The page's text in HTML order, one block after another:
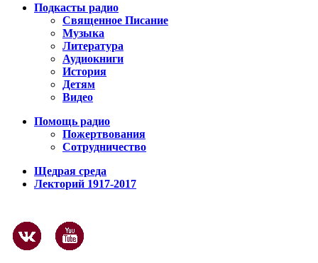
Подкасты радио
Священное Писание
Музыка
Литература
Аудиокниги
История
Детям
Видео
Помощь радио
Пожертвования
Сотрудничество
Щедрая среда
Лекторий 1917-2017